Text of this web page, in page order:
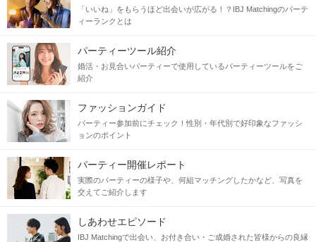
「いいね」をもらうほど出会いが広がる！？IBJ Matchingのパーテ
ィーランクとは
パーティーツール紹介
婚活・お見合いパーティーで使用しているパーティーツールをご
紹介
ファッションガイド
パーティー参加前にチェック！性別・年代別で好印象なファッシ
ョンのポイント
パーティー開催レポート
実際のパーティーの様子や、何組マッチングしたかなど、写真を
交えてご紹介します
しあわせエピソード
IBJ Matchingで出会い、お付き合い・ご成婚された皆様からの良縁